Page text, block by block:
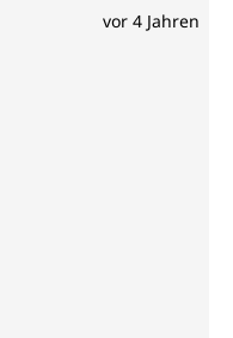
vor 4 Jahren